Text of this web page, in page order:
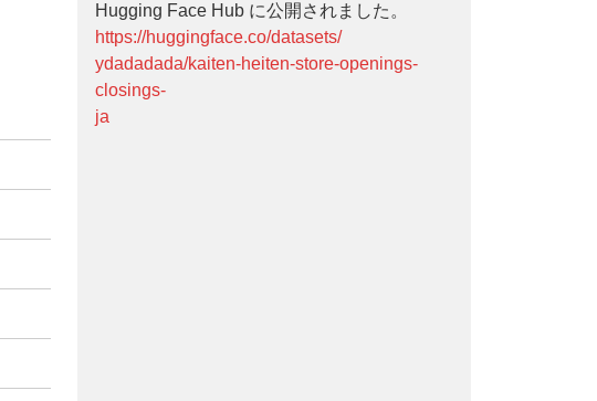
Hugging Face Hub に公開されました。
https://huggingface.co/datasets/
ydadadada/kaiten-heiten-store-openings-
closings-
ja